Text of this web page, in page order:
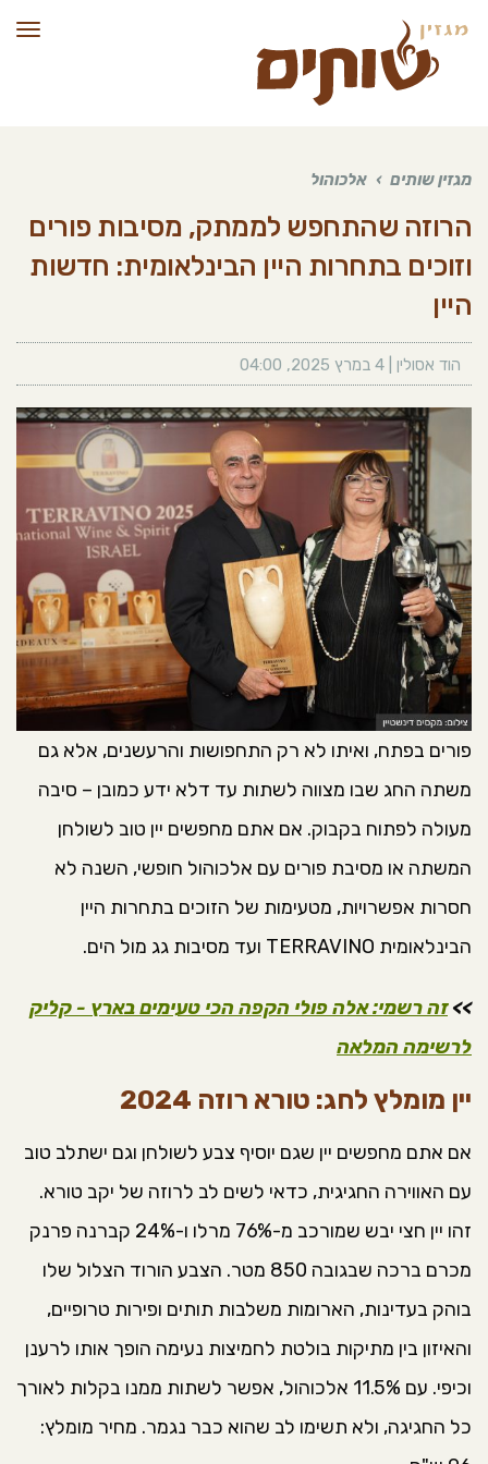
מגזין שותים › אלכוהול
הרוזה שהתחפש לממתק, מסיבות פורים
וזוכים בתחרות היין הבינלאומית: חדשות
היין
הוד אסולין 4 במרץ 2025 ,
04:00
פורים בפתח, ואיתו לא רק התחפושות והרעשנים, אלא גם
משתה החג שבו מצווה לשתות עד דלא ידע כמובן – סיבה
מעולה לפתוח בקבוק. אם אתם מחפשים יין טוב לשולחן
המשתה או מסיבת פורים עם אלכוהול חופשי, השנה לא
חסרות אפשרויות, מטעימות של הזוכים בתחרות היין
הבינלאומית TERRAVINO ועד מסיבות גג מול הים.
>>זה רשמי: אלה פולי הקפה הכי טעימים בארץ - קליק
לרשימה המלאה
יין מומלץ לחג: טורא רוזה 2024
אם אתם מחפשים יין שגם יוסיף צבע לשולחן וגם ישתלב טוב
עם האווירה החגיגית, כדאי לשים לב לרוזה של יקב טורא.
זהו יין חצי יבש שמורכב מ-76% מרלו ו-24% קברנה פרנק
מכרם ברכה שבגובה 850 מטר. הצבע הורוד הצלול שלו
בוהק בעדינות, הארומות משלבות תותים ופירות טרופיים,
והאיזון בין מתיקות בולטת לחמיצות נעימה הופך אותו לרענן
וכיפי. עם 11.5% אלכוהול, אפשר לשתות ממנו בקלות לאורך
כל החגיגה, ולא תשימו לב שהוא כבר נגמר. מחיר מומלץ: